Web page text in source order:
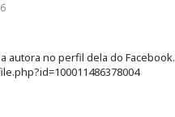
autora no perfil dela do Facebook.